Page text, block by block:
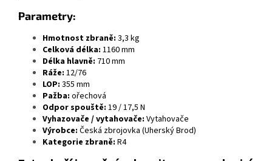
Parametry:
Hmotnost zbraně: 3,3 kg
Celková délka: 1160 mm
Délka hlavně: 710 mm
Ráže: 12/76
LOP: 355 mm
Pažba: ořechová
Odpor spouště: 19 / 17,5 N
Vyhazovače / vytahovače: Vytahovače
Výrobce: Česká zbrojovka (Uherský Brod)
Kategorie zbraně: R4